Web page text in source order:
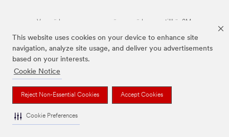
This website uses cookies on your device to enhance site
navigation, analyze site usage, and deliver you advertisements
based on your interests.
Cookie Notice
Reject Non-Essential Cookies Accept Cookies
Cookie Preferences
Varumärken som anges ovan är varumärken som tillhör 3M.